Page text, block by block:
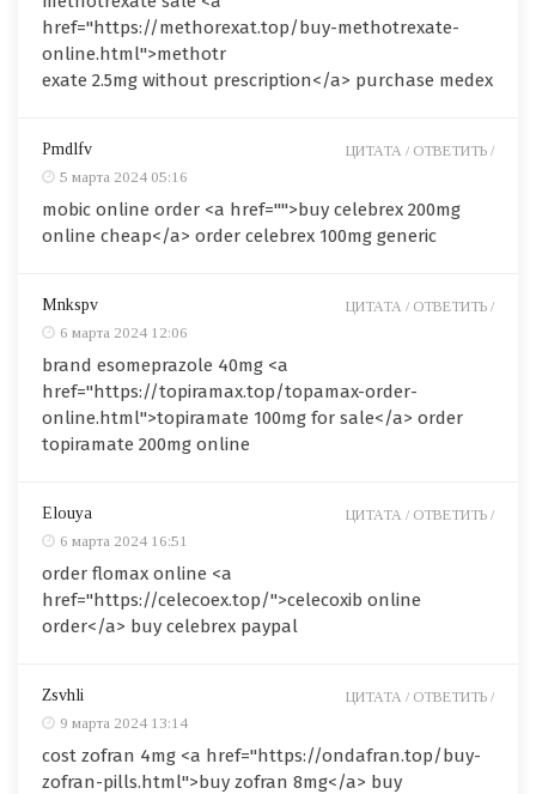
href="https://methorexat.top/buy-methotrexate-
online.html">methotr
exate 2.5mg without prescription</a> purchase medex
Pmdlfv
5 марта 2024 05:16
mobic online order <a href="">buy celebrex 200mg
online cheap</a> order celebrex 100mg generic
ЦИТАТА / ОТВЕТИТЬ /
Mnkspv
6 марта 2024 12:06
brand esomeprazole 40mg <a
href="https://topiramax.top/topamax-order-
online.html">topiramate 100mg for sale</a> order
topiramate 200mg online
ЦИТАТА / ОТВЕТИТЬ /
Elouya
6 марта 2024 16:51
order flomax online <a
href="https://celecoex.top/">celecoxib online
order</a> buy celebrex paypal
ЦИТАТА / ОТВЕТИТЬ /
Zsvhli
9 марта 2024 13:14
cost zofran 4mg <a href="https://ondafran.top/buy-
zofran-pills.html">buy zofran 8mg</a> buy
ЦИТАТА / ОТВЕТИТЬ /